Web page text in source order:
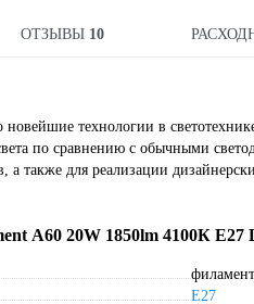
ОТЗЫВЫ 10
новейшие технологии в
по сравнению с обычными
а также для реализации
А60 20W 1850lm 4100К Е27
E27